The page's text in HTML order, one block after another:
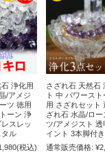
浄化用
/アメジ
ツ 徳用
ーン 浄
スレッ
タル
(税込)
さざれ石 天然石
ト 中 パワース
用 さざれセット
ざれ石 水晶/ロー
ツ/アメジスト 透
イント 3本脚付
通常販売価格: